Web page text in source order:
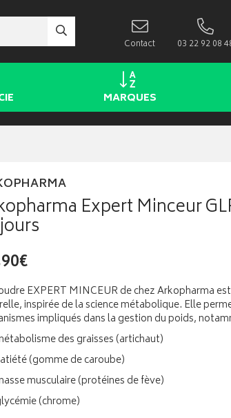
Contact 03 22 92 08
MARQUES
Expert Minceur
EXPERT MINCEUR de chez Arkopharma
inspirée de la science métabolique. Elle
impliqués dans la gestion du poids,
des graisses (artichaut)
(gomme de caroube)
musculaire (protéines de fève)
(chrome)